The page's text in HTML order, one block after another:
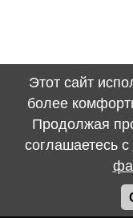
Этот сайт
более
Продолжая
соглашаетесь с